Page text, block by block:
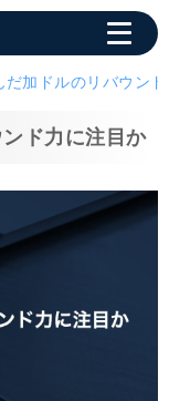
だ加ドルのリバウン
ド力に注目か